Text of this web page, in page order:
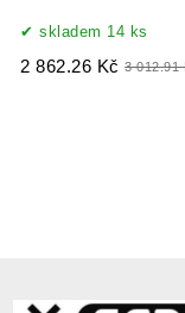
skladem 14 ks
2 862.26 Kč 3 012.91